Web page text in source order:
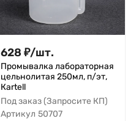
628 ₽/шт.
Промывалка лабораторная
цельнолитая 250мл, п/эт,
Кartell
Под заказ (Запросите КП)
Артикул 50707